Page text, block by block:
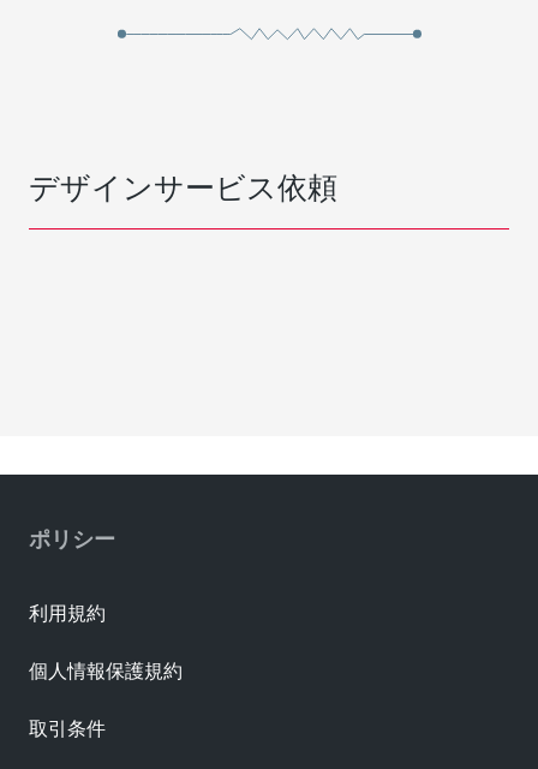
デザインサービス依頼
ポリシー
利用規約
個人情報保護規約
取引条件